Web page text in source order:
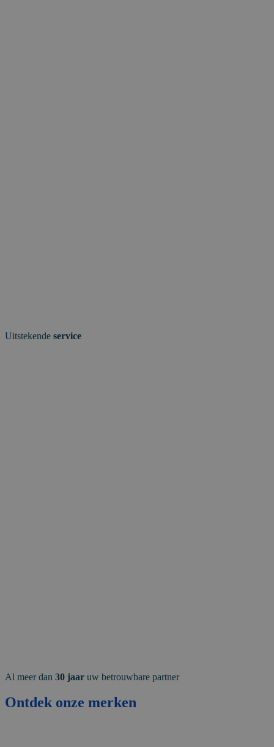
Uitstekende service
Al meer dan 30 jaar uw betrouwbare partner
Ontdek onze merken